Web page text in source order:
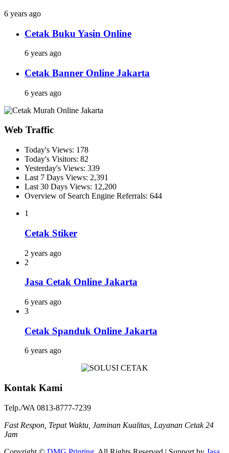
6 years ago
Cetak Buku Yasin Online
6 years ago
Cetak Banner Online Jakarta
6 years ago
Web Traffic
Today's Views: 178
Today's Visitors: 82
Yesterday's Views: 339
Last 7 Days Views: 2,391
Last 30 Days Views: 12,200
Overview of Search Engine Referrals: 644
1
Cetak Stiker
2 years ago
2
Jasa Cetak Online Jakarta
6 years ago
3
Cetak Spanduk Online Jakarta
6 years ago
Kontak Kami
Telp./WA 0813-8777-7239
Fast Respon, Tepat Waktu, Jaminan Kualitas, Layanan Cetak 24
Jam